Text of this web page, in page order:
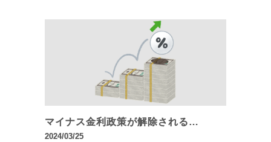
マイナス金利政策が解除される…
2024/03/25